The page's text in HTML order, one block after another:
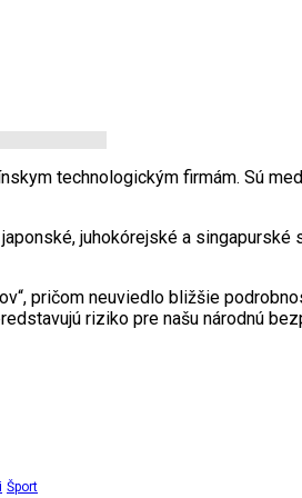
technologickým firmám. Sú
juhokórejské a
pričom neuviedlo bližšie
riziko pre našu národnú
Šport